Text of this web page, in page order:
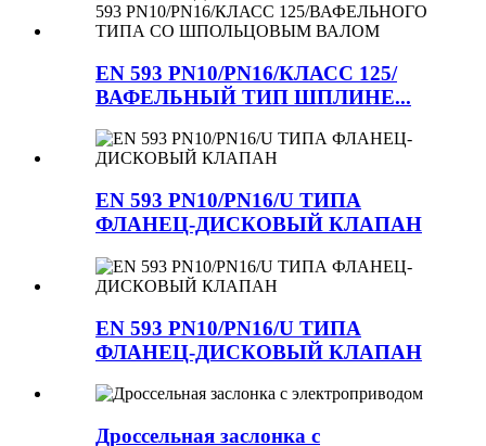
EN 593 PN10/PN16/КЛАСС 125/
ВАФЕЛЬНЫЙ ТИП ШПЛИНЕ...
EN 593 PN10/PN16/U ТИПА
ФЛАНЕЦ-ДИСКОВЫЙ КЛАПАН
EN 593 PN10/PN16/U ТИПА
ФЛАНЕЦ-ДИСКОВЫЙ КЛАПАН
Дроссельная заслонка с